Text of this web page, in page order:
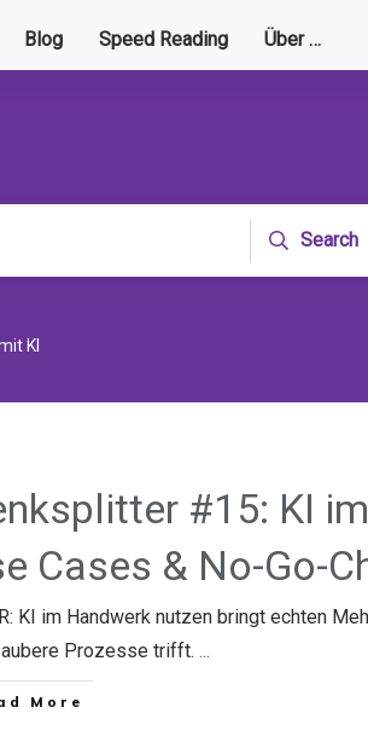
Blog Speed Reading Über …
Search
KI
#15: KI
Cases & No-Go-
KI im Handwerk nutzen bringt echten
Prozesse trifft. ...
More